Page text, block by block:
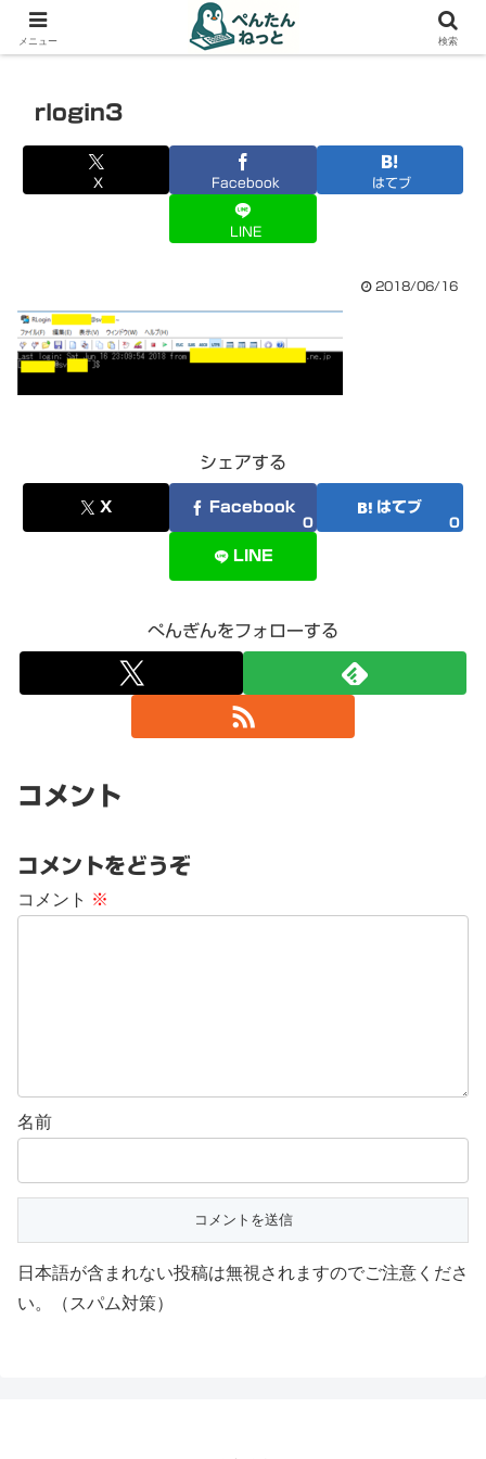
PCやガジェットの備忘録
rlogin3
X Facebook はてブ
LINE
2018/06/16
シェアする
X Facebook
0
はてブ
0
LINE
ぺんぎんをフォローする
コメント
コメントをどうぞ
コメント ※
名前
日本語が含まれない投稿は無視されますのでご注意くださ
い。（スパム対策）
メニュー 検索